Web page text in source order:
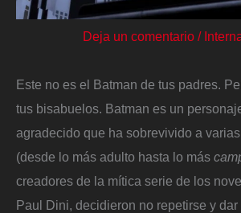
Deja un comentario /
Este no es el Batman de tus padres.
tus bisabuelos. Batman es un
agradecido que ha sobrevivido a
(desde lo más adulto hasta lo más
creadores de la mítica serie de los
Paul Dini, decidieron no repetirse y dar